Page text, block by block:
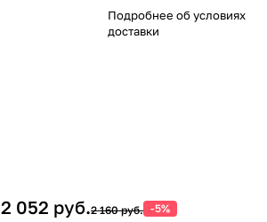
Подробнее обусловиях
доставки
2 052 руб.2 160 руб. -5%